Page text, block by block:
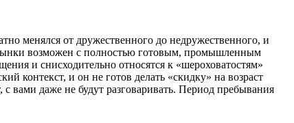
менялся от дружественного до недружественного, и
возможен с полностью готовым, промышленным
и снисходительно относятся к «шероховатостям»
контекст, и он не готов делать «скидку» на возраст
вами даже не будут разговаривать. Период пребывания